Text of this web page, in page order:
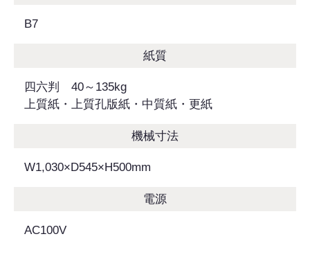
B7
紙質
四六判 40～135kg
上質紙・上質孔版紙・中質紙・更紙
機械寸法
W1,030×D545×H500mm
電源
AC100V